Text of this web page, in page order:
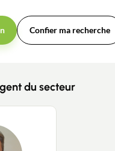
Confier ma recherche
du secteur